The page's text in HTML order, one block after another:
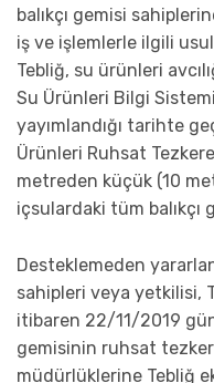
balıkçı gemisi
iş ve işlemlerle ilgili
Tebliğ, su ürünleri
Su Ürünleri Bilgi Sistemi
yayımlandığı tarihte
Ürünleri Ruhsat
metreden küçük (10
içsulardaki tüm balıkçı
Desteklemeden
sahipleri veya yetkilisi,
itibaren 22/11/2019
gemisinin ruhsat
müdürlüklerine Tebliğ